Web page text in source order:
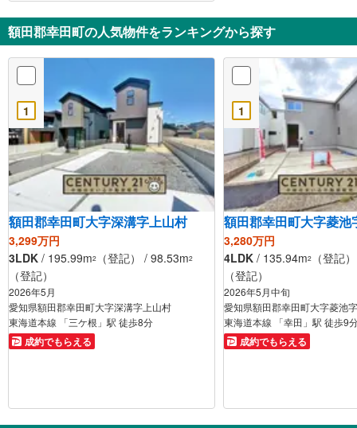
額田郡幸田町の人気物件をランキングから探す
1
額田郡幸田町大字深溝字上山村
3,299万円
3LDK / 195.99m2 （登記） / 98.53m2
（登記）
2026年5月
愛知県額田郡幸田町大字深溝字上山村
東海道本線 「三ケ根」駅 徒歩8分
成約でもらえる
1
額田郡幸田町大字菱池
3,280万円
4LDK / 135.94m2
（登記
（登記）
2026年5月中旬
愛知県額田郡幸田町大字菱池
東海道本線 「幸田」駅 徒歩9
成約でもらえる